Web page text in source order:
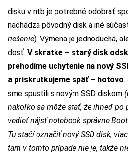
disku v ntb je potrebné odobrať
nachádza pôvodný disk a iné
riešenie). Výmena je jednoduchá,
dosť. V skratke – starý disk
prehodíme uchytenie na nový
a priskrutkujeme späť – hotovo.
sme spustili s novým SSD diskom
nakoľko sa môže stať, že ihneď po
vedieť nájsť notebook správne
Tu stačí označiť nový SSD disk,
tam v tomto prípade nie je, takže